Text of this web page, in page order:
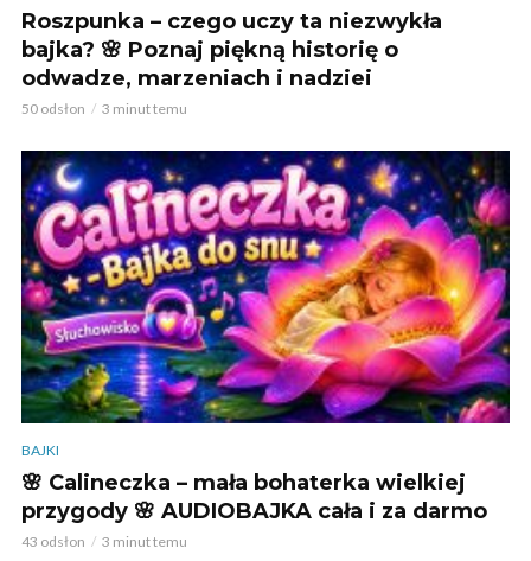
Roszpunka – czego uczy ta niezwykła
bajka? 🌸 Poznaj piękną historię o
odwadze, marzeniach i nadziei
50 odsłon 3 minut temu
BAJKI
🌸 Calineczka – mała bohaterka wielkiej
przygody 🌸 AUDIOBAJKA cała i za darmo
43 odsłon 3 minut temu